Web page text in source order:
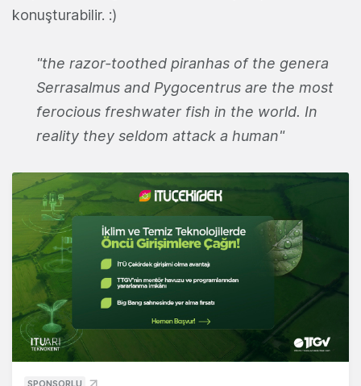
konuşturabilir. :)
"the razor-toothed piranhas of the genera
Serrasalmus and Pygocentrus are the most
ferocious freshwater fish in the world. In
reality they seldom attack a human"
SPONSORLU